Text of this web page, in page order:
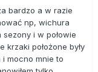
bardzo a w razie
np, wichura
i w połowie
krzaki położone były
i mocno mnie to